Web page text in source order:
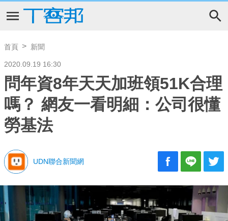
首頁 新聞
2020.09.19 16:30
問年資8年天天加班領51K合理
嗎？ 網友一看明細：公司很懂
勞基法
UDN聯合新聞網